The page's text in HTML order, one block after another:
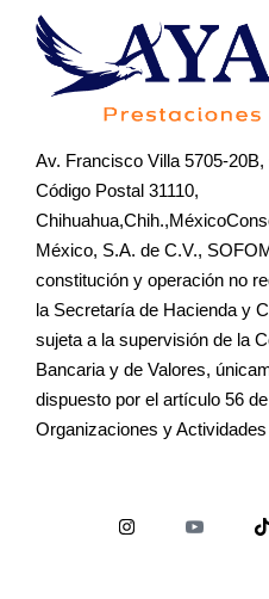
Av. Francisco Villa 5705-
Código Postal 31110,
México, S.A. de C.V.,
constitución y operación no
la Secretaría de Hacienda y
sujeta a la supervisión de la
Bancaria y de Valores,
dispuesto por el artículo 56
Organizaciones y